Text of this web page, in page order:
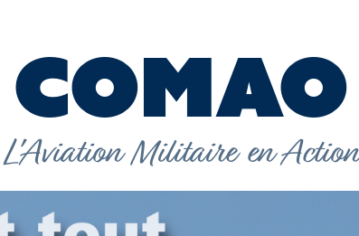
COMAO
L'Aviation Militaire en Action